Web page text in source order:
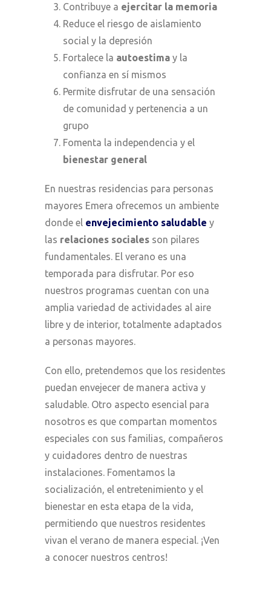
Contribuye a ejercitar la memoria
Reduce el riesgo de aislamiento
social y la depresión
Fortalece la autoestima y la
confianza en sí mismos
Permite disfrutar de una sensación
de comunidad y pertenencia a un
grupo
Fomenta la independencia y el
bienestar general
En nuestras residencias para personas
mayores Emera ofrecemos un ambiente
donde el envejecimiento saludable y
las relaciones sociales son pilares
fundamentales. El verano es una
temporada para disfrutar. Por eso
nuestros programas cuentan con una
amplia variedad de actividades al aire
libre y de interior, totalmente adaptados
a personas mayores.
Con ello, pretendemos que los residentes
puedan envejecer de manera activa y
saludable. Otro aspecto esencial para
nosotros es que compartan momentos
especiales con sus familias, compañeros
y cuidadores dentro de nuestras
instalaciones. Fomentamos la
socialización, el entretenimiento y el
bienestar en esta etapa de la vida,
permitiendo que nuestros residentes
vivan el verano de manera especial. ¡Ven
a conocer nuestros centros!